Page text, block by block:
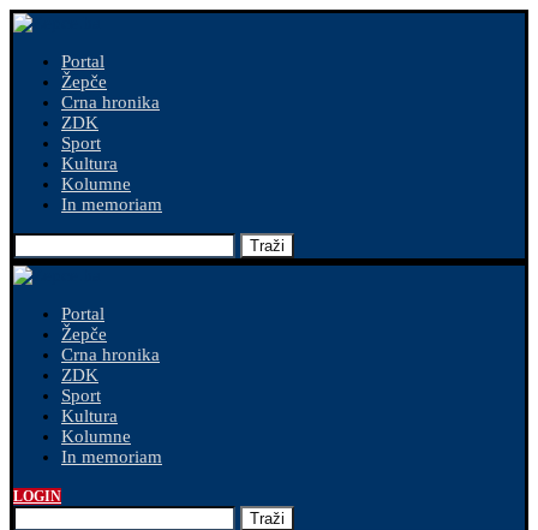
Portal
Žepče
Crna hronika
ZDK
Sport
Kultura
Kolumne
In memoriam
Traži
Portal
Žepče
Crna hronika
ZDK
Sport
Kultura
Kolumne
In memoriam
LOGIN
Traži